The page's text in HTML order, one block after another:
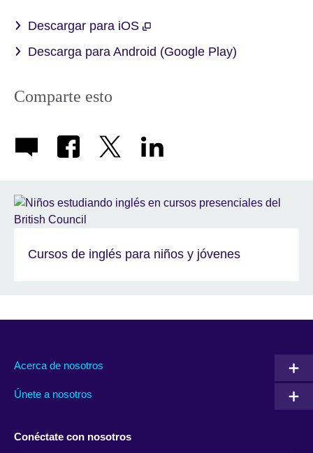
Descargar para iOS
Descarga para Android (Google Play)
Comparte esto
Cursos de inglés para niños y jóvenes
Acerca de nosotros
Únete a nosotros
Conéctate con nosotros